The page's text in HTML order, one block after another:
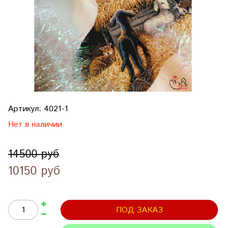
Артикул: 4021-1
Нет в наличии
14500 руб
10150 руб
ПОД ЗАКАЗ